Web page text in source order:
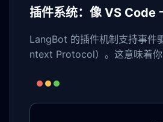
插件系统：像 VS Code
LangBot 的插件机制支持事
ntext Protocol）。这意味着